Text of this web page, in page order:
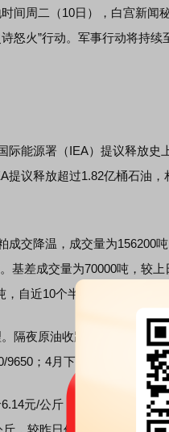
间周二（10日），白宫新闻
怒火”行动。军事行动将持
际能源署（IEA）提议释放史
提议释放超过1.82亿桶石油
成交降温，成交量为156200
基差成交量为70000吨，较
自近10个半月高点回落。（
隔夜原油收跌，早间苯乙烯
9650；4月下9610/9650；元/
元/公斤，与昨日价格持平
，较昨日价格上涨0.20；北